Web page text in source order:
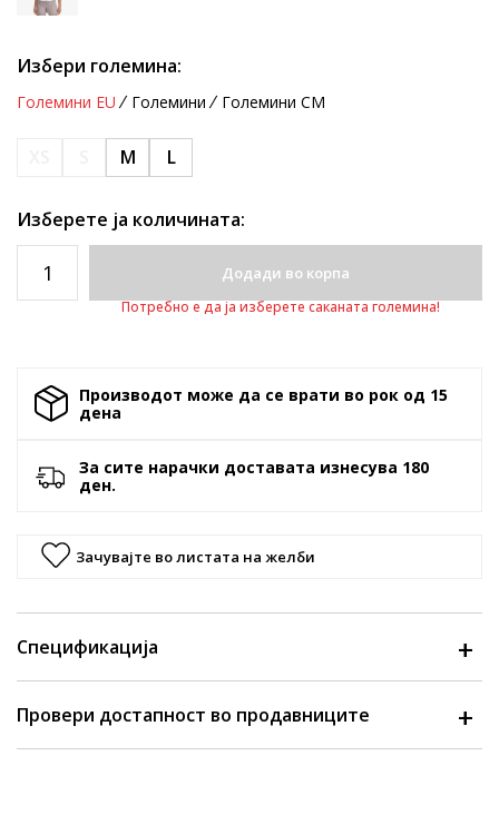
Избери големина:
Големини EU Големини Големини CM
M L
Изберете ја количината:
Додади во корпа
Потребно е да ја изберете саканата големина!
Производот може да се врати во рок од 15
денa
За сите нарачки доставата изнесува 180
ден.
Зачувајте во листата на желби
Спецификација
Провери достапност во продавниците